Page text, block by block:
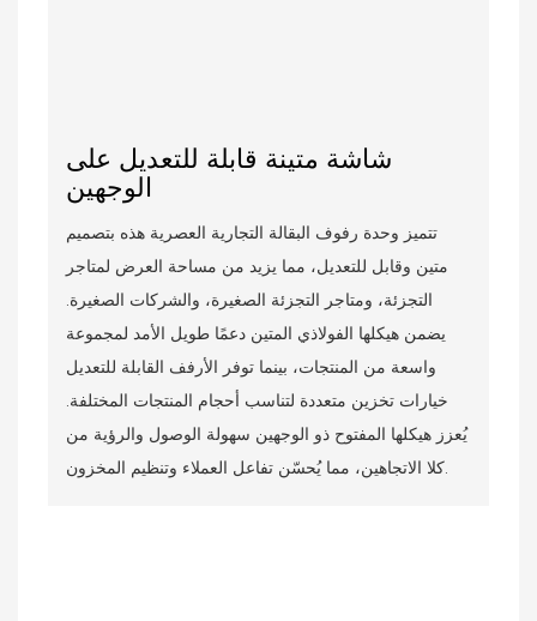
شاشة متينة قابلة للتعديل على
الوجهين
تتميز وحدة رفوف البقالة التجارية العصرية هذه بتصميم
متين وقابل للتعديل، مما يزيد من مساحة العرض لمتاجر
التجزئة، ومتاجر التجزئة الصغيرة، والشركات الصغيرة.
يضمن هيكلها الفولاذي المتين دعمًا طويل الأمد لمجموعة
واسعة من المنتجات، بينما توفر الأرفف القابلة للتعديل
خيارات تخزين متعددة لتناسب أحجام المنتجات المختلفة.
يُعزز هيكلها المفتوح ذو الوجهين سهولة الوصول والرؤية من
كلا الاتجاهين، مما يُحسّن تفاعل العملاء وتنظيم المخزون.